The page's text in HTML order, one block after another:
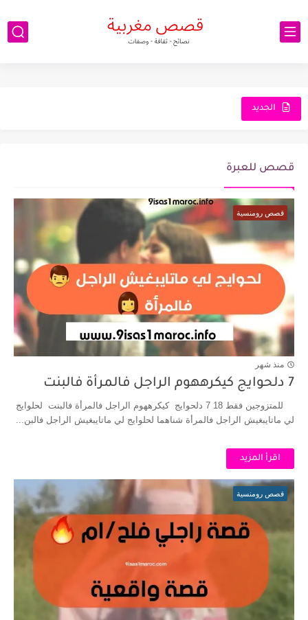
الجديد
قصص للعبرة
قصص رومنسية
منذ شهر
7 دلحوايج كيكرههوم الراجل فالمرأة فالبنت
للمتزوجين فقط 18 7 دلحوايج كيكرههوم الراجل فالمرأة فالبنت لحلوايج
لي ماتايبغيش الراجل فالمرأة شناهما لحلوايج لي ماتايبغيش الراجل فالبن...
اقرأ المزيد
قصص رومنسية